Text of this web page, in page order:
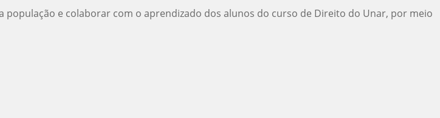
e colaborar com o aprendizado dos alunos do curso de Direito do Unar, por meio